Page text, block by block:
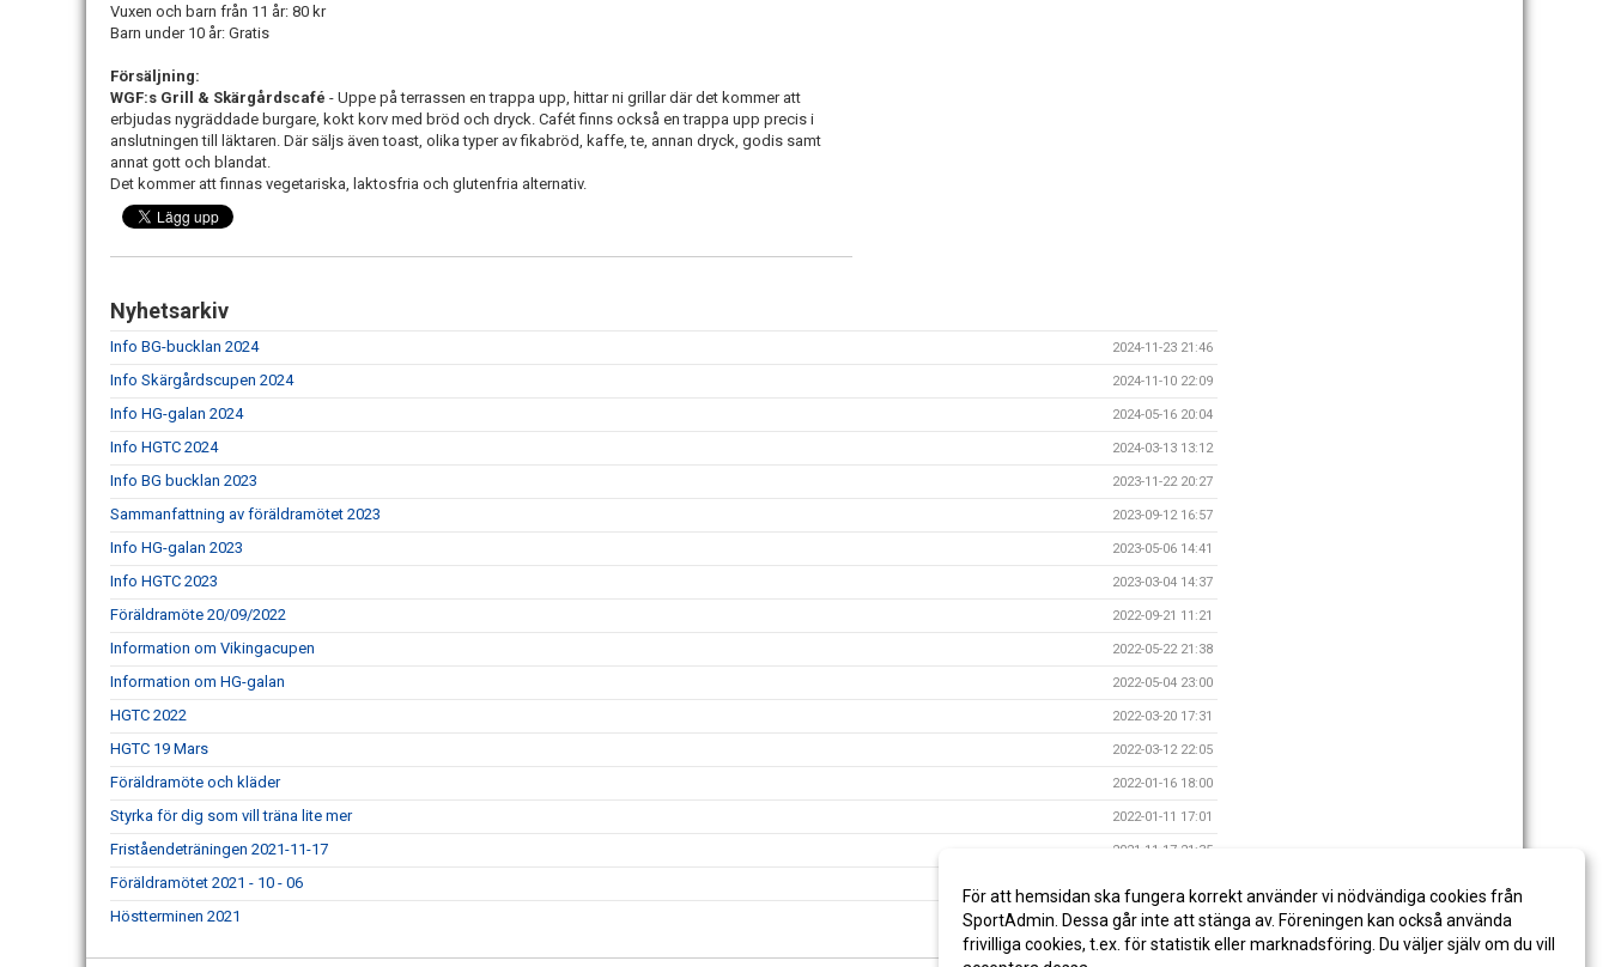
Vuxen och barn från 11 år: 80 kr
Barn under 10 år: Gratis
Försäljning:
WGF:s Grill & Skärgårdscafé - Uppe på terrassen en trappa upp, hittar ni grillar där det kommer att
erbjudas nygräddade burgare, kokt korv med bröd och dryck. Cafét finns också en trappa upp precis i
anslutningen till läktaren. Där säljs även toast, olika typer av fikabröd, kaffe, te, annan dryck, godis samt
annat gott och blandat.
Det kommer att finnas vegetariska, laktosfria och glutenfria alternativ.
Nyhetsarkiv
Info BG-bucklan 2024 2024-11-23 21:46
Info Skärgårdscupen 2024 2024-11-10 22:09
Info HG-galan 2024 2024-05-16 20:04
Info HGTC 2024 2024-03-13 13:12
Info BG bucklan 2023 2023-11-22 20:27
Sammanfattning av föräldramötet 2023 2023-09-12 16:57
Info HG-galan 2023 2023-05-06 14:41
Info HGTC 2023 2023-03-04 14:37
Föräldramöte 20/09/2022 2022-09-21 11:21
Information om Vikingacupen 2022-05-22 21:38
Information om HG-galan 2022-05-04 23:00
HGTC 2022 2022-03-20 17:31
HGTC 19 Mars 2022-03-12 22:05
Föräldramöte och kläder 2022-01-16 18:00
Styrka för dig som vill träna lite mer 2022-01-11 17:01
Friståendeträningen 2021-11-17 2021-11-17 21:35
Föräldramötet 2021 - 10 - 06
Höstterminen 2021 2021-08-12 20:16
För att hemsidan ska fungera korrekt använder vi nödvändiga cookies från
SportAdmin. Dessa går inte att stänga av. Föreningen kan också använda
frivilliga cookies, t.ex. för statistik eller marknadsföring. Du väljer själv om du vill